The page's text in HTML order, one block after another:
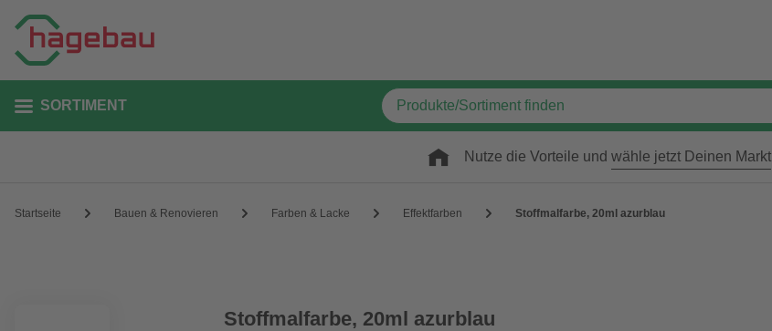
SORTIMENT
Nutze die Vorteile und wähle jetzt Deinen Markt
Startseite Bauen & Renovieren Farben & Lacke Effektfarben Stoffmalfarbe, 20ml azurblau
Stoffmalfarbe, 20ml azurblau